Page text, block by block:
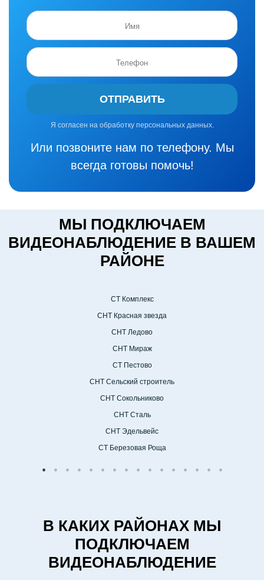
ОТПРАВИТЬ
Я согласен на обработку персональных данных.
Или позвоните нам по телефону. Мы
всегда готовы помочь!
МЫ ПОДКЛЮЧАЕМ
ВИДЕОНАБЛЮДЕНИЕ В ВАШЕМ
РАЙОНЕ
СТ Комплекс
СНТ Красная звезда
СНТ Ледово
СНТ Мираж
СТ Пестово
СНТ Сельский строитель
СНТ Сокольниково
СНТ Сталь
СНТ Эдельвейс
СТ Березовая Роща
В КАКИХ РАЙОНАХ МЫ
ПОДКЛЮЧАЕМ
ВИДЕОНАБЛЮДЕНИЕ